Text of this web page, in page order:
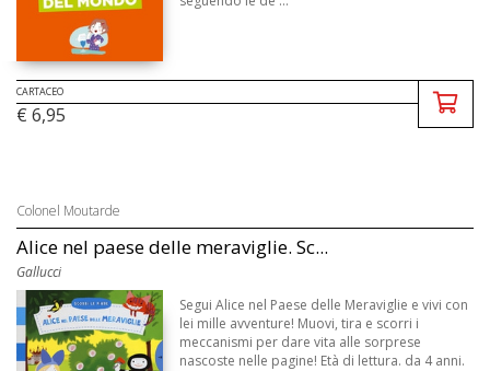
CARTACEO
€ 6,95
Colonel Moutarde
Alice nel paese delle meraviglie. Sc...
Gallucci
Segui Alice nel Paese delle Meraviglie e vivi con
lei mille avventure! Muovi, tira e scorri i
meccanismi per dare vita alle sorprese
nascoste nelle pagine! Età di lettura. da 4 anni.